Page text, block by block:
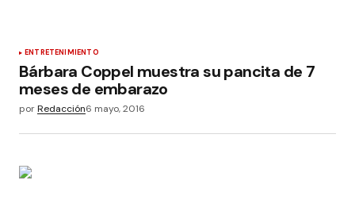
ENTRETENIMIENTO
Bárbara Coppel muestra su pancita de 7
meses de embarazo
porRedacción6 mayo, 2016